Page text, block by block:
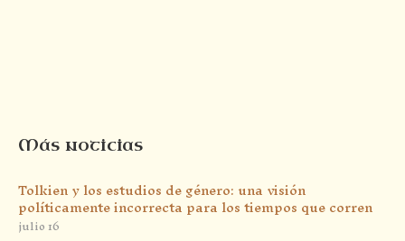
Más noticias
Tolkien y los estudios de género: una visión
políticamente incorrecta para los tiempos que corren
julio 16